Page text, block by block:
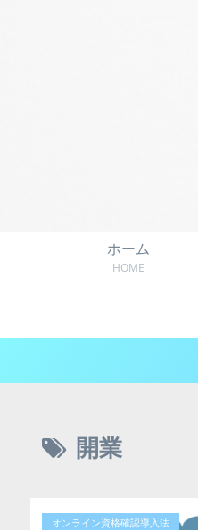
ホーム
HOME
開業
オンライン資格確認導入法